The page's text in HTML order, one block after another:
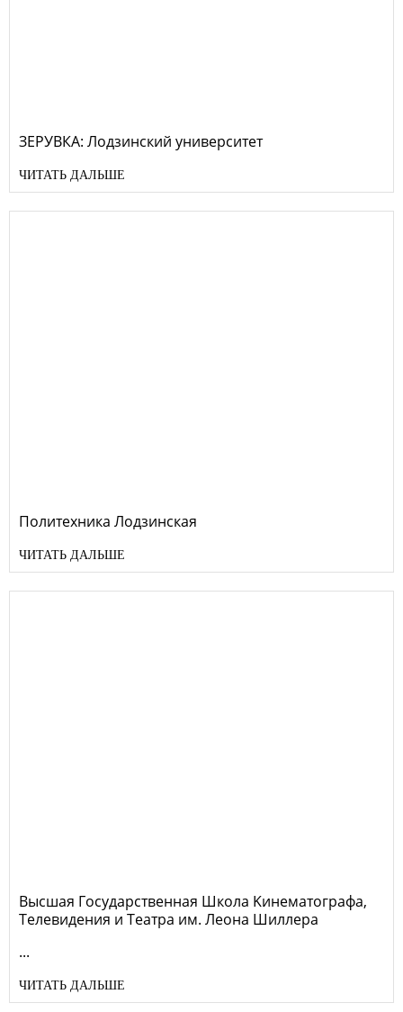
ЗЕРУВКА: Лодзинский университет
ЧИТАТЬ ДАЛЬШЕ
Политехника Лодзинская
ЧИТАТЬ ДАЛЬШЕ
Высшая Государственная Школа Kинематографа,
Tелевидения и Tеатра им. Леона Шиллера
...
ЧИТАТЬ ДАЛЬШЕ